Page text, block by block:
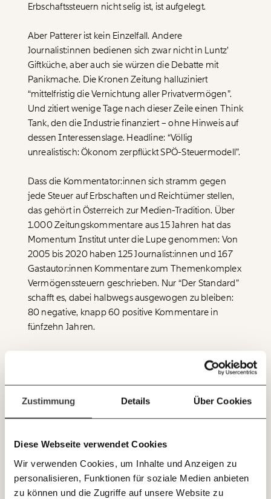
Zustimmung Details Über Cookies
Diese Webseite verwendet Cookies
Wir verwenden Cookies, um Inhalte und Anzeigen zu
personalisieren, Funktionen für soziale Medien anbieten
zu können und die Zugriffe auf unsere Website zu
JETZT
EINFACH
TEILEN.
Veränderung
beginnt mit Dir!
WerdeFördermitgliedund wir können gemeinsam
unsere Wirtschaft so gestalten, dass sie für alle
funktioniert. Unsere Recherchen sind für alle frei im
Netz. Unabhängig und werbefrei. Und das wird auch
so bleiben. Kämpf’ mit uns für den Fortschritt und
unterstütze uns mit Deinem Mitgliedsbeitrag.
Du überweist lieber direkt?
Fragen und Antworten.
Immer auf dem
mit unseren gratis
E-Mail-Newslettern!
Erbschaftssteuern nicht selig ist, ist aufgelegt.
Aber Patterer ist kein Einzelfall. Andere
Journalist:innen bedienen sich zwar nicht in Luntz’
Giftküche, aber auch sie würzen die Debatte mit
Panikmache. Die Kronen Zeitung halluziniert
“mittelfristig die Vernichtung aller Privatvermögen”.
Und zitiert wenige Tage nach dieser Zeile einen Think
Tank, den die Industrie finanziert – ohne Hinweis auf
dessen Interessenslage. Headline: “Völlig
unrealistisch: Ökonom zerpflückt SPÖ-Steuermodell”.
Dass die Kommentator:innen sich stramm gegen
jede Steuer auf Erbschaften und Reichtümer stellen,
das gehört in Österreich zur Medien-Tradition. Über
1.000 Zeitungskommentare aus 15 Jahren hat das
Momentum Institut unter die Lupe genommen: Von
2005 bis 2020 haben 125 Journalist:innen und 167
Gastautor:innen Kommentare zum Themenkomplex
Vermögenssteuern geschrieben. Nur “Der Standard”
schafft es, dabei halbwegs ausgewogen zu bleiben:
80 negative, knapp 60 positive Kommentare in
fünfzehn Jahren.
positiven zu negativen Kommentaren schon 1:2. Und
in der „Kleinen Zeitung“ ist es in 15 untersuchten
Jahren 1:4; in der Presse 1:7, in den
Oberösterreichischen Nachrichten sogar 1:20.
Im Querschnitt aller Medien sind fast 70 Prozent der
untersuchten Kommentare überwiegend gegen
Vermögenssteuern. Und nur 20 Prozent dafür. (Der
Rest wägt für und Wider ab.)